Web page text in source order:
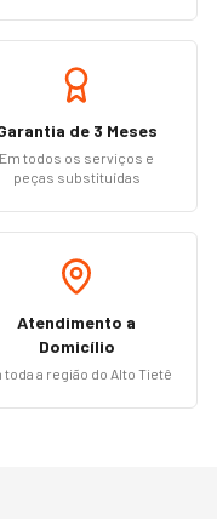
de 3 Meses
Em todos os serviços e
peças substituídas
Atendimento a
Domicílio
toda a região do Alto Tietê